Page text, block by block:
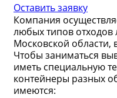
Оставить заявку
Компания
любых типов
Московской области,
Чтобы заниматься
иметь специальную
контейнеры разных
имеются: